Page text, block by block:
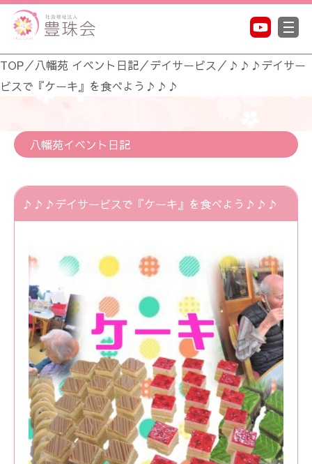
TOP／八幡苑 イベント日記／デイサービス ／ ♪♪♪デイサー
ビスで『ケーキ』を食べよう♪♪♪
八幡苑イベント日記
♪♪♪デイサービスで『ケーキ』を食べよう♪♪♪